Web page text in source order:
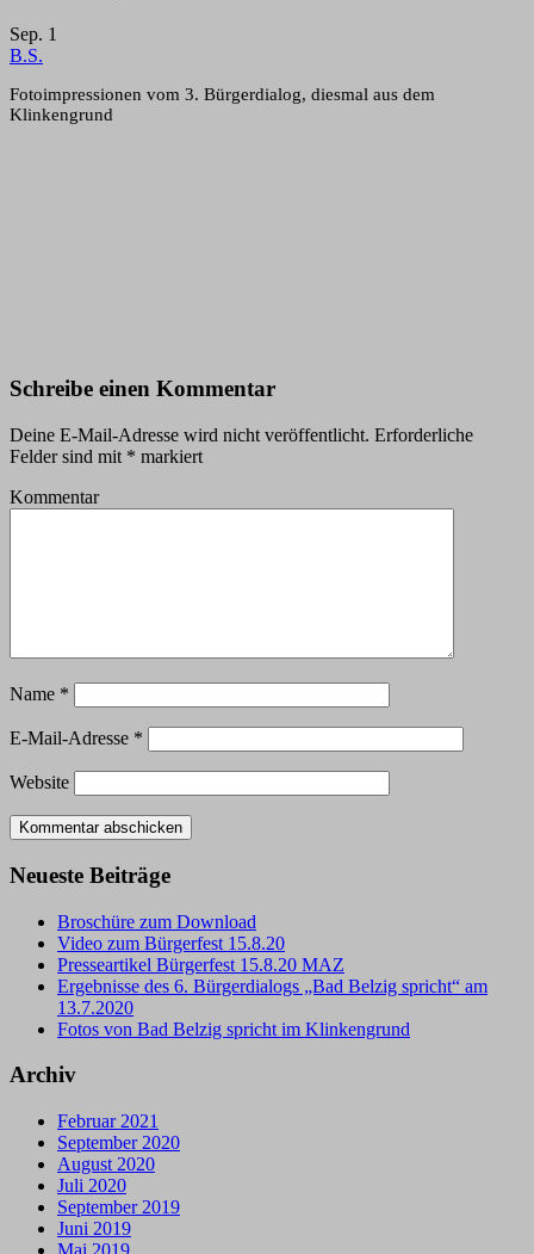
Sep. 1
B.S.
Fotoimpressionen vom 3. Bürgerdialog, diesmal aus dem
Klinkengrund
Schreibe einen Kommentar
Deine E-Mail-Adresse wird nicht veröffentlicht. Erforderliche
Felder sind mit * markiert
Kommentar
Name *
E-Mail-Adresse *
Website
Neueste Beiträge
Broschüre zum Download
Video zum Bürgerfest 15.8.20
Presseartikel Bürgerfest 15.8.20 MAZ
Ergebnisse des 6. Bürgerdialogs „Bad Belzig spricht“ am
13.7.2020
Fotos von Bad Belzig spricht im Klinkengrund
Archiv
Februar 2021
September 2020
August 2020
Juli 2020
September 2019
Juni 2019
Mai 2019